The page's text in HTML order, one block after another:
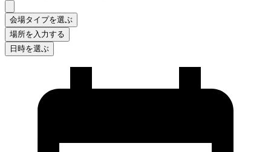
会場タイプを選ぶ
場所を入力する
日時を選ぶ